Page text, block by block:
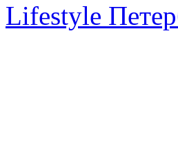
Lifestyle